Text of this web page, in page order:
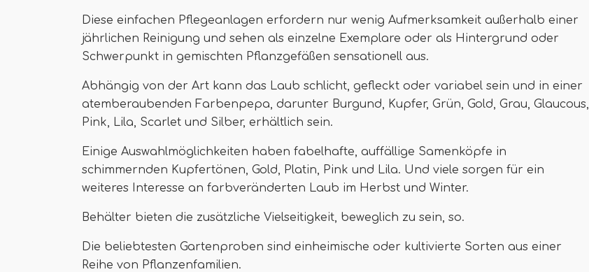
Diese einfachen Pflegeanlagen erfordern nur wenig Aufmerksamkeit außerhalb einer
jährlichen Reinigung und sehen als einzelne Exemplare oder als Hintergrund oder
Schwerpunkt in gemischten Pflanzgefäßen sensationell aus.
Abhängig von der Art kann das Laub schlicht, gefleckt oder variabel sein und in einer
atemberaubenden Farbenpepa, darunter Burgund, Kupfer, Grün, Gold, Grau, Glaucous,
Pink, Lila, Scarlet und Silber, erhältlich sein.
Einige Auswahlmöglichkeiten haben fabelhafte, auffällige Samenköpfe in
schimmernden Kupfertönen, Gold, Platin, Pink und Lila. Und viele sorgen für ein
weiteres Interesse an farbveränderten Laub im Herbst und Winter.
Behälter bieten die zusätzliche Vielseitigkeit, beweglich zu sein, so.
Die beliebtesten Gartenproben sind einheimische oder kultivierte Sorten aus einer
Reihe von Pflanzenfamilien.